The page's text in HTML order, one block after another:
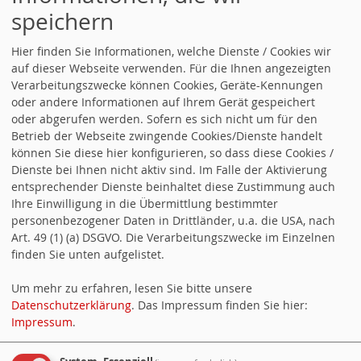
Kreisverband LB, Vorstandssitzung
01.10.2026, 15:00 UhrTreffen der AG
60+
ALLE TERMINE
KALENDERBLOCK-BLOCK-HEUTE
Alle Termine öffnen.
03.09.2026, 15:00 UhrTreffen der AG
60+
14.09.2026, 19:00 UhrSPD
Kreisverband LB, Vorstandssitzung
speichern
Hier finden Sie Informationen, welche Dienste / Cookies wir
auf dieser Webseite verwenden. Für die Ihnen angezeigten
Verarbeitungszwecke können Cookies, Geräte-Kennungen
oder andere Informationen auf Ihrem Gerät gespeichert
oder abgerufen werden. Sofern es sich nicht um für den
Betrieb der Webseite zwingende Cookies/Dienste handelt
können Sie diese hier konfigurieren, so dass diese Cookies /
Dienste bei Ihnen nicht aktiv sind. Im Falle der Aktivierung
entsprechender Dienste beinhaltet diese Zustimmung auch
Ihre Einwilligung in die Übermittlung bestimmter
personenbezogener Daten in Drittländer, u.a. die USA, nach
Art. 49 (1) (a) DSGVO. Die Verarbeitungszwecke im Einzelnen
finden Sie unten aufgelistet.
Um mehr zu erfahren, lesen Sie bitte unsere
Datenschutzerklärung. Das Impressum finden Sie hier:
Impressum.